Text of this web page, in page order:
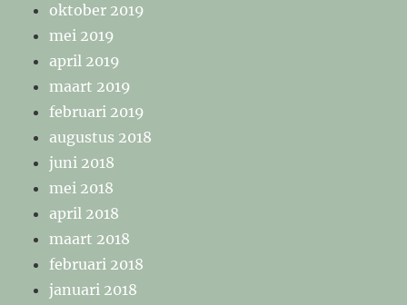
oktober 2019
mei 2019
april 2019
maart 2019
februari 2019
augustus 2018
juni 2018
mei 2018
april 2018
maart 2018
februari 2018
januari 2018